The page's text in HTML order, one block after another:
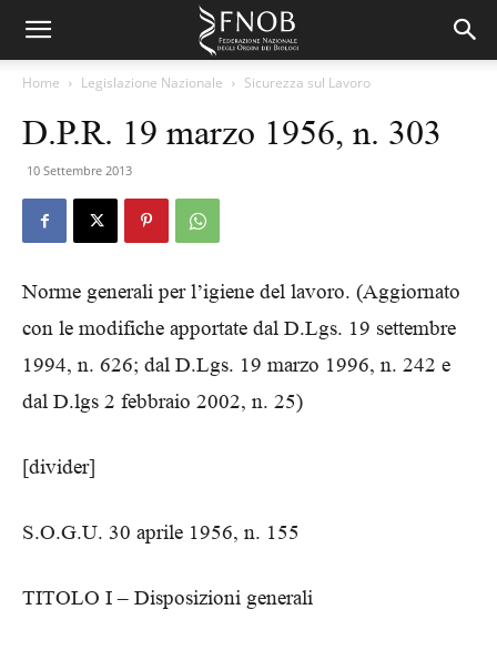
Home Legislazione Nazionale Sicurezza sul Lavoro
D.P.R. 19 marzo 1956, n. 303
10 Settembre 2013
Norme generali per l’igiene del lavoro. (Aggiornato
con le modifiche apportate dal D.Lgs. 19 settembre
1994, n. 626; dal D.Lgs. 19 marzo 1996, n. 242 e
dal D.lgs 2 febbraio 2002, n. 25)
[divider]
S.O.G.U. 30 aprile 1956, n. 155
TITOLO I – Disposizioni generali